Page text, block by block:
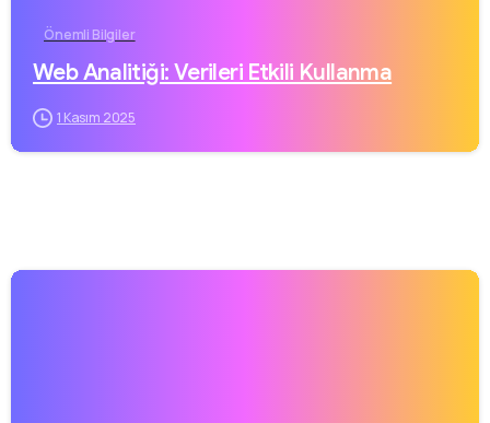
Önemli Bilgiler
Web Analitiği: Verileri Etkili Kullanma
1 Kasım 2025